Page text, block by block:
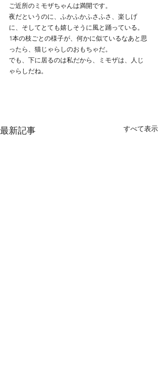
ご近所のミモザちゃんは満開です。
夜だというのに、ふかふかふさふさ、楽しげ
に、そしてとても嬉しそうに風と踊っている。
1本の枝ごとの様子が、何かに似ているなあと思
ったら、猫じゃらしのおもちゃだ。
でも、下に居るのは私だから、ミモザは、人じ
ゃらしだね。
最新記事 すべて表示